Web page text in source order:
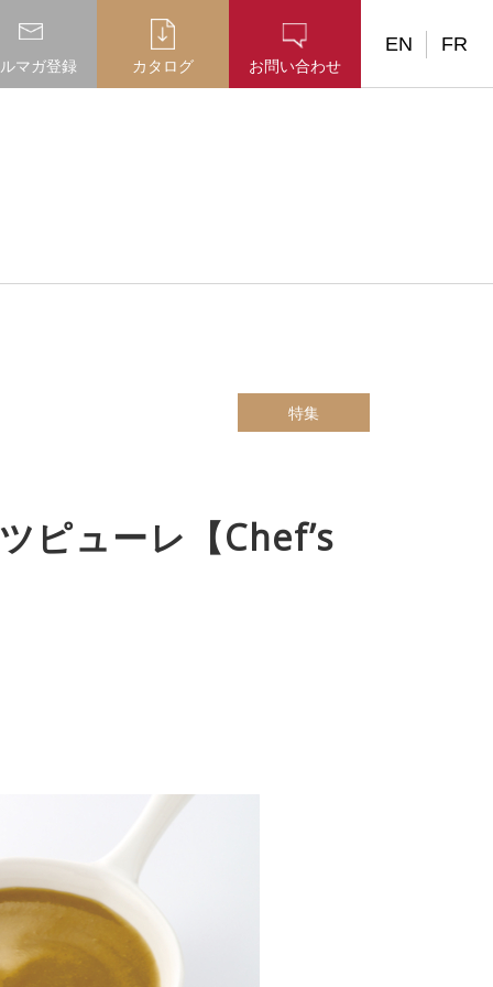
マガ登録 カタログ お問い合わせ
EN FR
特集
ピューレ【Chef’s